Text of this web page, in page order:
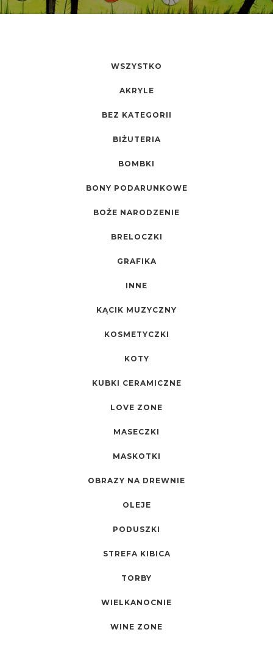
WSZYSTKO
AKRYLE
BEZ KATEGORII
BIŻUTERIA
BOMBKI
BONY PODARUNKOWE
BOŻE NARODZENIE
BRELOCZKI
GRAFIKA
INNE
KĄCIK MUZYCZNY
KOSMETYCZKI
KOTY
KUBKI CERAMICZNE
LOVE ZONE
MASECZKI
MASKOTKI
OBRAZY NA DREWNIE
OLEJE
PODUSZKI
STREFA KIBICA
TORBY
WIELKANOCNIE
WINE ZONE